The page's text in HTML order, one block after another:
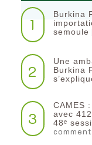
1
Burkina
semoule
2
Une
Burkina
3
CAMES
avec
48ᵉ